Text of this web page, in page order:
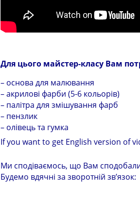
Для цього майстер-класу Вам
– основа для малювання
– акрилові фарби (5-6 кольорів)
– палітра для змішування фарб
– пензлик
– олівець та гумка
If you want to get English version of
Ми сподіваємось, що Вам
Будемо вдячні за зворотній зв’язок: